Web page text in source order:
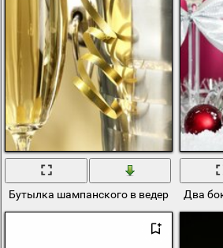
Бутылка шампанского в ведерке со
Два